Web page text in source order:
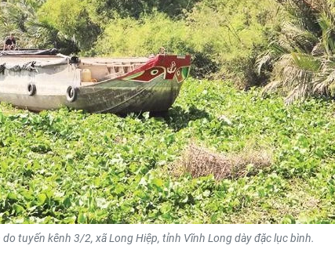
tuyến kênh 3/2, xã Long Hiệp, tỉnh Vĩnh Long dày đặc lục bình.